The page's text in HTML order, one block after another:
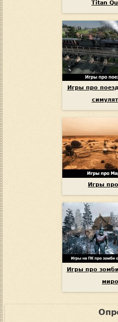
Titan
Игры про
Игры
Игры про